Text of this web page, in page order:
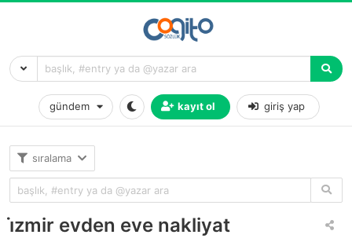
gündem kayıt ol giriş yap
sıralama
i̇zmir evden eve nakliyat